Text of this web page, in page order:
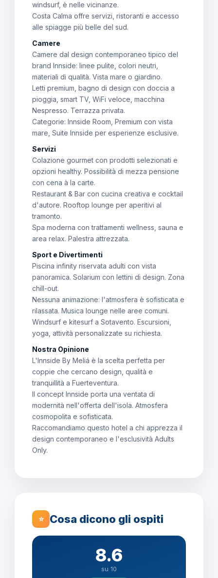
windsurf, è nelle vicinanze.
Costa Calma offre servizi, ristoranti e accesso
alle spiagge più belle del sud.
Camere
Camere dal design contemporaneo tipico del
brand Innside: linee pulite, colori neutri,
materiali di qualità. Vista mare o giardino.
Letti premium, bagno di design con doccia a
pioggia, smart TV, WiFi veloce, macchina
Nespresso. Terrazza privata.
Categorie: Innside Room, Premium con vista
mare, Suite Innside per esperienze esclusive.
Servizi
Colazione gourmet con prodotti selezionati e
opzioni healthy. Possibilità di mezza pensione
con cena à la carte.
Restaurant & Bar con cucina creativa e cocktail
d'autore. Rooftop lounge per aperitivi al
tramonto.
Spa moderna con trattamenti wellness, sauna e
area relax. Palestra attrezzata.
Sport e Divertimenti
Piscina infinity riservata adulti con vista
panoramica. Solarium con lettini di design. Zona
chill-out.
Nessuna animazione: l'atmosfera è sofisticata e
rilassata. Musica lounge nelle aree comuni.
Windsurf e kitesurf a Sotavento. Escursioni,
yoga, attività personalizzate su richiesta.
Nostra Opinione
L'Innside By Meliá è la scelta perfetta per
coppie che cercano design, qualità e
tranquillità a Fuerteventura.
Il concept Innside porta una ventata di
modernità nell'offerta dell'isola. Atmosfera
cosmopolita e sofisticata.
Raccomandiamo questo hotel a chi apprezza il
design contemporaneo e l'esclusività Adults
Only.
⭐ Cosa dicono gli ospiti
8.6
su 10